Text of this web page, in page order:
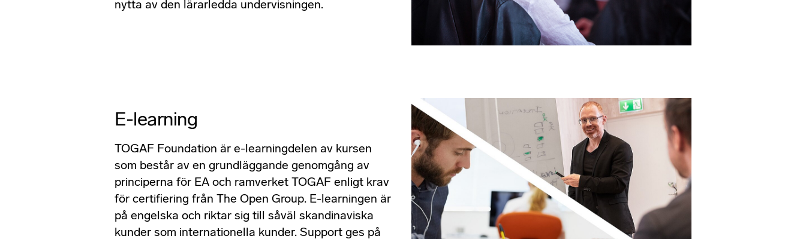
nytta av den lärarledda undervisningen.
E-learning
TOGAF Foundation är e-learningdelen av kursen
som består av en grundläggande genomgång av
principerna för EA och ramverket TOGAF enligt krav
för certifiering från The Open Group. E-learningen är
på engelska och riktar sig till såväl skandinaviska
kunder som internationella kunder. Support ges på